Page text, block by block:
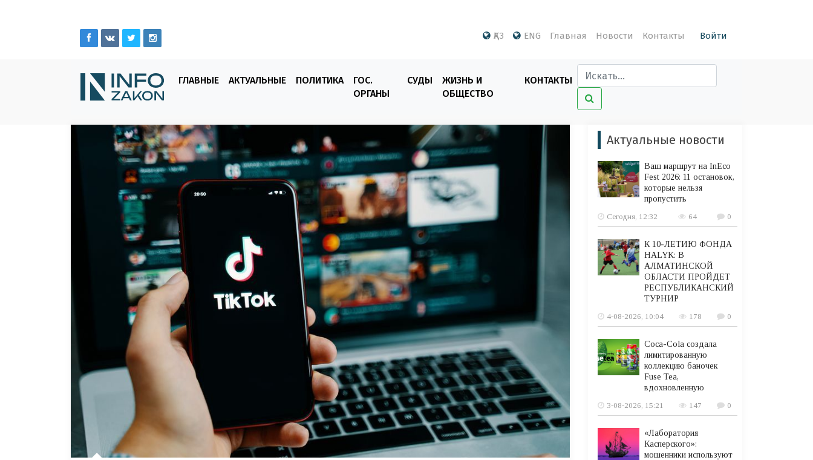
ҚАЗ ENG Главная Новости Контакты Войти
ГЛАВНЫЕ АКТУАЛЬНЫЕ ПОЛИТИКА
ГОС.
ОРГАНЫ
СУДЫ
ЖИЗНЬ И
ОБЩЕСТВО
КОНТАКТЫ
Актуальные новости
Ваш маршрут на InEco
Fest 2026: 11 остановок,
которые нельзя
пропустить
Сегодня, 12:32
64 0
К 10-ЛЕТИЮ ФОНДА
HALYK: В
АЛМАТИНСКОЙ
ОБЛАСТИ ПРОЙДЕТ
РЕСПУБЛИКАНСКИЙ
ТУРНИР
4-08-2026, 10:04
178 0
Coca-Cola создала
лимитированную
коллекцию баночек
Fuse Tea,
вдохновленную
3-08-2026, 15:21
147 0
«Лаборатория
Касперского»:
мошенники используют